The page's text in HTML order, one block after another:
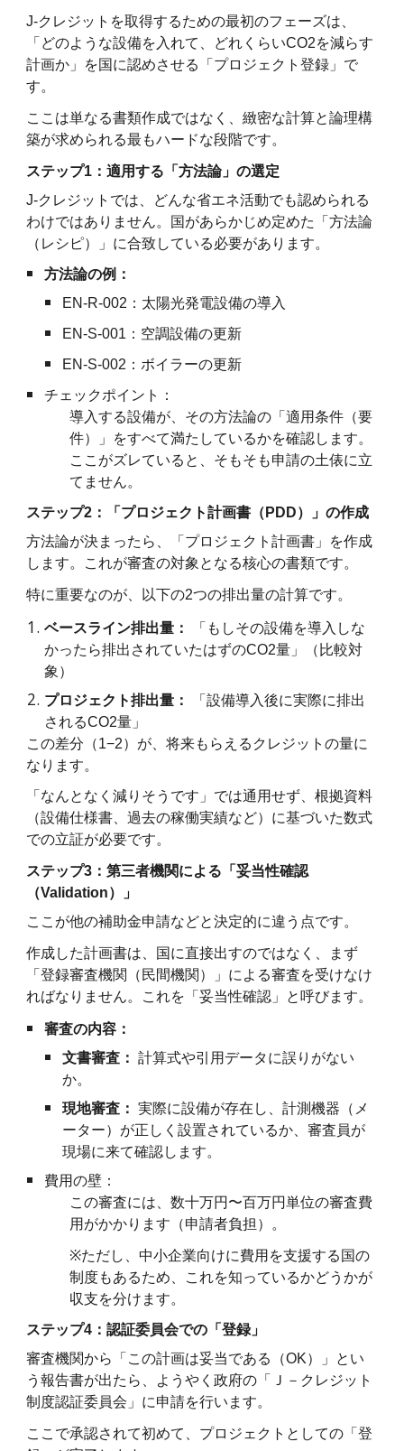
J-クレジットを取得するための最初のフェーズは、
「どのような設備を入れて、どれくらいCO2を減らす
計画か」を国に認めさせる「プロジェクト登録」で
す。
ここは単なる書類作成ではなく、緻密な計算と論理構
築が求められる最もハードな段階です。
ステップ1：適用する「方法論」の選定
J-クレジットでは、どんな省エネ活動でも認められる
わけではありません。国があらかじめ定めた「方法論
（レシピ）」に合致している必要があります。
方法論の例：
EN-R-002：太陽光発電設備の導入
EN-S-001：空調設備の更新
EN-S-002：ボイラーの更新
チェックポイント：
導入する設備が、その方法論の「適用条件（要
件）」をすべて満たしているかを確認します。
ここがズレていると、そもそも申請の土俵に立
てません。
ステップ2：「プロジェクト計画書（PDD）」の作成
方法論が決まったら、「プロジェクト計画書」を作成
します。これが審査の対象となる核心の書類です。
特に重要なのが、以下の2つの排出量の計算です。
ベースライン排出量：
「もしその設備を導入しな
かったら排出されていたはずのCO2量」（比較対
象）
プロジェクト排出量：
「設備導入後に実際に排出
されるCO2量」
この差分（1−2）が、将来もらえるクレジットの量に
なります。
「なんとなく減りそうです」では通用せず、根拠資料
（設備仕様書、過去の稼働実績など）に基づいた数式
での立証が必要です。
ステップ3：第三者機関による「妥当性確認
（Validation）」
ここが他の補助金申請などと決定的に違う点です。
作成した計画書は、国に直接出すのではなく、まず
「登録審査機関（民間機関）」による審査を受けなけ
ればなりません。これを「妥当性確認」と呼びます。
審査の内容：
文書審査： 計算式や引用データに誤りがない
か。
現地審査： 実際に設備が存在し、計測機器（メ
ーター）が正しく設置されているか、審査員が
現場に来て確認します。
費用の壁：
この審査には、数十万円〜百万円単位の審査費
用がかかります（申請者負担）。
※ただし、中小企業向けに費用を支援する国の
制度もあるため、これを知っているかどうかが
収支を分けます。
ステップ4：認証委員会での「登録」
審査機関から「この計画は妥当である（OK）」とい
う報告書が出たら、ようやく政府の「Ｊ－クレジット
制度認証委員会」に申請を行います。
ここで承認されて初めて、プロジェクトとしての「登